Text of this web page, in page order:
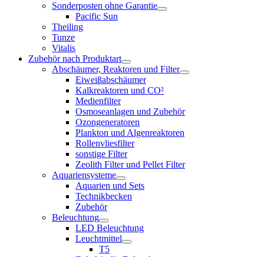
Sonderposten ohne Garantie
Pacific Sun
Theiling
Tunze
Vitalis
Zubehör nach Produktart
Abschäumer, Reaktoren und Filter
Eiweißabschäumer
Kalkreaktoren und CO²
Medienfilter
Osmoseanlagen und Zubehör
Ozongeneratoren
Plankton und Algenreaktoren
Rollenvliesfilter
sonstige Filter
Zeolith Filter und Pellet Filter
Aquariensysteme
Aquarien und Sets
Technikbecken
Zubehör
Beleuchtung
LED Beleuchtung
Leuchtmittel
T5